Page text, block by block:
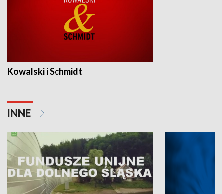
Kowalski i Schmidt
INNE